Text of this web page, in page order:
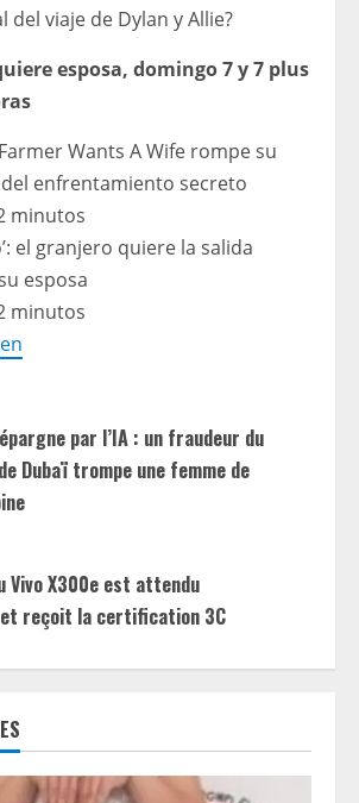
del viaje de Dylan y Allie?
esposa, domingo 7 y 7 plus
Wants A Wife rompe su
enfrentamiento secreto
minutos
el granjero quiere la salida
esposa
minutos
par l’IA : un fraudeur du
Dubaï trompe une femme de
Vivo X300e est attendu
reçoit la certification 3C